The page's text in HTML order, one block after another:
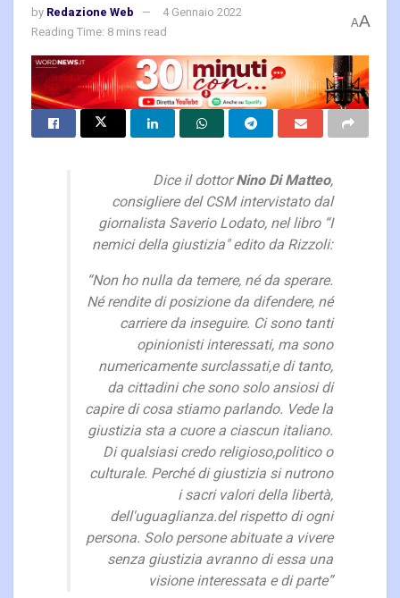
by Redazione Web
4 Gennaio 2022
Reading Time: 8 mins read
AA
Dice il dottorNino Di Matteo,
consigliere del CSM intervistato dal
giornalista Saverio Lodato, nel libro “I
nemici della giustizia" edito da Rizzoli:
“Non ho nulla da temere, né da sperare.
Né rendite di posizione da difendere, né
carriere da inseguire. Ci sono tanti
opinionisti interessati, ma sono
numericamente surclassati,e di tanto,
da cittadini che sono solo ansiosi di
capire di cosa stiamo parlando. Vede la
giustizia sta a cuore a ciascun italiano.
Di qualsiasi credo religioso,politico o
culturale. Perché di giustizia si nutrono
i sacri valori della libertà,
dell'uguaglianza.del rispetto di ogni
persona. Solo persone abituate a vivere
senza giustizia avranno di essa una
visione interessata e di parte”